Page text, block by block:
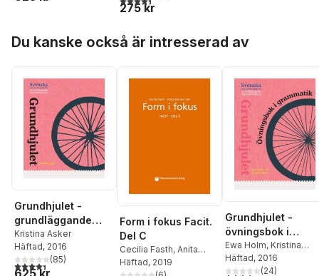
275 kr
Du kanske också är intresserad av
Grundhjulet -
grundläggande
svenska som
andraspråk
Kristina Asker
Häftad, 2016
4,4utav 5 stjärnor. Totalt antal röster:
(85)
Form i fokus Facit.
Del C
Cecilia Fasth, Anita
Kannermark
Häftad, 2019
Grundhjulet -
övningsbok i
grammatik
Ewa Holm, Kristina
Asker
Häftad, 2016
(24)